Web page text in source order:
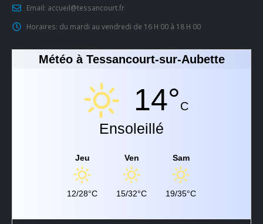
Email: accueil@tessancourt.fr
Horaires: du mardi au vendredi de 16 H 00 à 18 H 00
Météo à Tessancourt-sur-Aubette
14°C
Ensoleillé
Jeu
12/28°C
Ven
15/32°C
Sam
19/35°C